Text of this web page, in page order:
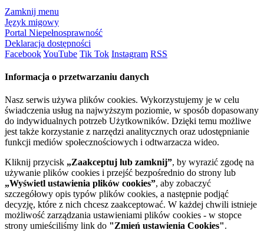
Zamknij menu
Język migowy
Portal Niepełnosprawność
Deklaracja dostępności
FacebookYouTube Tik Tok Instagram RSS
Informacja o przetwarzaniu danych
Nasz serwis używa plików cookies. Wykorzystujemy je w celu
świadczenia usług na najwyższym poziomie, w sposób dopasowany
do indywidualnych potrzeb Użytkowników. Dzięki temu możliwe
jest także korzystanie z narzędzi analitycznych oraz udostępnianie
funkcji mediów społecznościowych i odtwarzacza wideo.
Kliknij przycisk „Zaakceptuj lub zamknij”, by wyrazić zgodę na
używanie plików cookies i przejść bezpośrednio do strony lub
„Wyświetl ustawienia plików cookies”, aby zobaczyć
szczegółowy opis typów plików cookies, a następnie podjąć
decyzję, które z nich chcesz zaakceptować. W każdej chwili istnieje
możliwość zarządzania ustawieniami plików cookies - w stopce
strony umieściliśmy link do "Zmień ustawienia Cookies".